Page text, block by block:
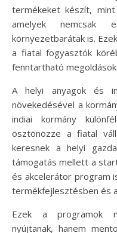
termékeket készít,
amelyek nemcsak
környezetbarátak is.
a fiatal fogyasztók
fenntartható
A helyi anyagok és
növekedésével a
indiai kormány
ösztönözze a fiatal
keresnek a helyi
támogatás mellett a
és akcelerátor program
termékfejlesztésben és
Ezek a programok
nyújtanak, hanem